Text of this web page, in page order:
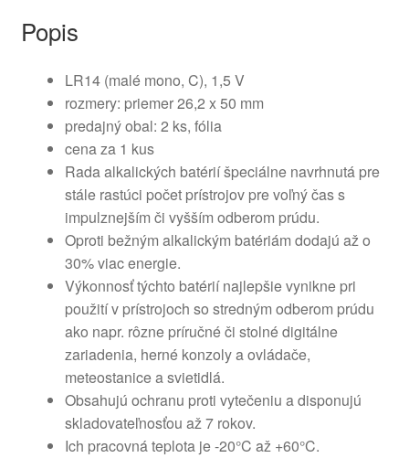
Popis
LR14 (malé mono, C), 1,5 V
rozmery: priemer 26,2 x 50 mm
predajný obal: 2 ks, fólia
cena za 1 kus
Rada alkalických batérií špeciálne navrhnutá pre
stále rastúci počet prístrojov pre voľný čas s
impulznejším či vyšším odberom prúdu.
Oproti bežným alkalickým batériám dodajú až o
30% viac energie.
Výkonnosť týchto batérií najlepšie vynikne pri
použití v prístrojoch so stredným odberom prúdu
ako napr. rôzne príručné či stolné digitálne
zariadenia, herné konzoly a ovládače,
meteostanice a svietidlá.
Obsahujú ochranu proti vytečeniu a disponujú
skladovateľnosťou až 7 rokov.
Ich pracovná teplota je -20°C až +60°C.